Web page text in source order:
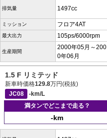
排気量 1497cc
ミッション フロア4AT
最大出力 105ps/6000rpm
生産期間
2000年05月～200
0年06月
1.5 F リミテッド
新車時価格129.8万円(税抜)
JC08
-km/L
満タンでどこまで走る？
-km